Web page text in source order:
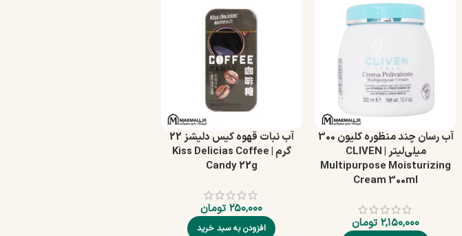
آب رسان چند منظوره کلیون 300
میلی‌لیتر | CLIVEN
Multipurpose Moisturizing
Cream 300ml
۲,۱۵۰,۰۰۰ تومان
آب‌ نبات قهوه کیس دلیشز 22
گرم | Kiss Delicias Coffee
Candy 22g
۲۵۰,۰۰۰ تومان
افزودن به سبد خرید